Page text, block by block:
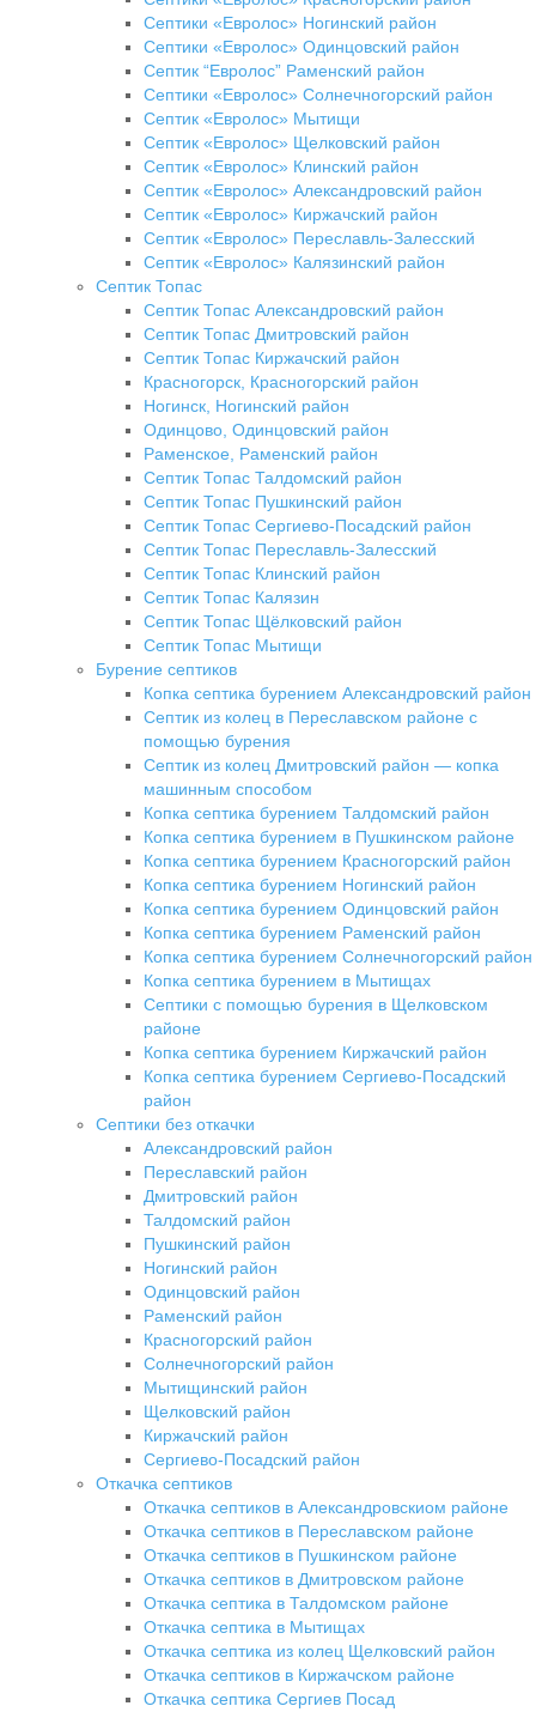
Септики «Евролос» Ногинский район
Септики «Евролос» Одинцовский район
Септик “Евролос” Раменский район
Септики «Евролос» Солнечногорский район
Септик «Евролос» Мытищи
Септик «Евролос» Щелковский район
Септик «Евролос» Клинский район
Септик «Евролос» Александровский район
Септик «Евролос» Киржачский район
Септик «Евролос» Переславль-Залесский
Септик «Евролос» Калязинский район
Септик Топас
Септик Топас Александровский район
Септик Топас Дмитровский район
Септик Топас Киржачский район
Красногорск, Красногорский район
Ногинск, Ногинский район
Одинцово, Одинцовский район
Раменское, Раменский район
Септик Топас Талдомский район
Септик Топас Пушкинский район
Септик Топас Сергиево-Посадский район
Септик Топас Переславль-Залесский
Септик Топас Клинский район
Септик Топас Калязин
Септик Топас Щёлковский район
Септик Топас Мытищи
Бурение септиков
Копка септика бурением Александровский район
Септик из колец в Переславском районе с
помощью бурения
Септик из колец Дмитровский район — копка
машинным способом
Копка септика бурением Талдомский район
Копка септика бурением в Пушкинском районе
Копка септика бурением Красногорский район
Копка септика бурением Ногинский район
Копка септика бурением Одинцовский район
Копка септика бурением Раменский район
Копка септика бурением Солнечногорский район
Копка септика бурением в Мытищах
Септики с помощью бурения в Щелковском
районе
Копка септика бурением Киржачский район
Копка септика бурением Сергиево-Посадский
район
Септики без откачки
Александровский район
Переславский район
Дмитровский район
Талдомский район
Пушкинский район
Ногинский район
Одинцовский район
Раменский район
Красногорский район
Солнечногорский район
Мытищинский район
Щелковский район
Киржачский район
Сергиево-Посадский район
Откачка септиков
Откачка септиков в Александровскиом районе
Откачка септиков в Переславском районе
Откачка септиков в Пушкинском районе
Откачка септиков в Дмитровском районе
Откачка септика в Талдомском районе
Откачка септика в Мытищах
Откачка септика из колец Щелковский район
Откачка септиков в Киржачском районе
Откачка септика Сергиев Посад